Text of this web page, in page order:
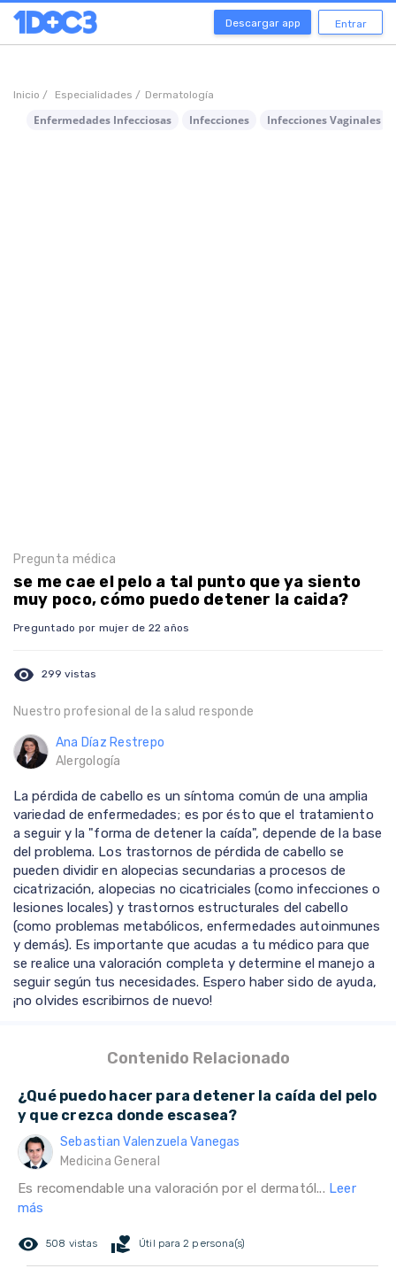
Descargar app Entrar
Inicio / Especialidades / Dermatología
Enfermedades Infecciosas Infecciones Infecciones Vaginales
Pregunta médica
se me cae el pelo a tal punto que ya siento
muy poco, cómo puedo detener la caida?
Preguntado por mujer de 22 años
visibility 299 vistas
Nuestro profesional de la salud responde
Ana Díaz Restrepo
Alergología
La pérdida de cabello es un síntoma común de una amplia
variedad de enfermedades; es por ésto que el tratamiento
a seguir y la "forma de detener la caída", depende de la base
del problema. Los trastornos de pérdida de cabello se
pueden dividir en alopecias secundarias a procesos de
cicatrización, alopecias no cicatriciales (como infecciones o
lesiones locales) y trastornos estructurales del cabello
(como problemas metabólicos, enfermedades autoinmunes
y demás). Es importante que acudas a tu médico para que
se realice una valoración completa y determine el manejo a
seguir según tus necesidades. Espero haber sido de ayuda,
¡no olvides escribirnos de nuevo!
Contenido Relacionado
¿Qué puedo hacer para detener la caída del pelo
y que crezca donde escasea?
Sebastian Valenzuela Vanegas
Medicina General
Es recomendable una valoración por el dermatól... Leer
más
remove_red_eye 508 vistas volunteer_activism Útil para 2 persona(s)